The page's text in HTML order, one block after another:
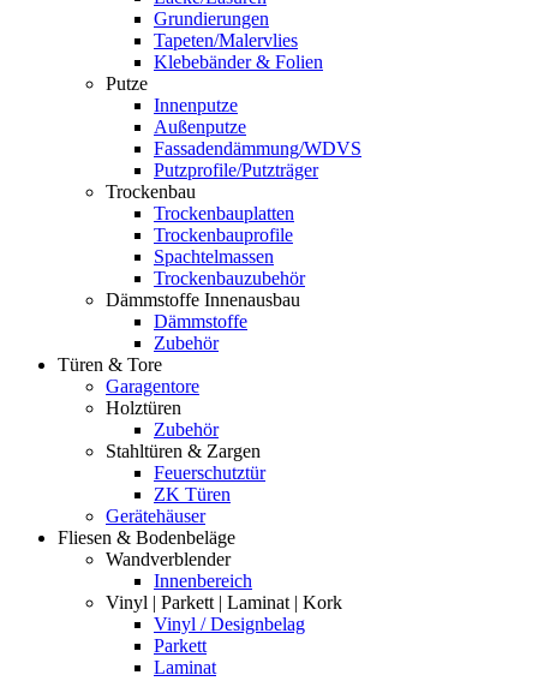
Grundierungen
Tapeten/Malervlies
Klebebänder & Folien
Putze
Innenputze
Außenputze
Fassadendämmung/WDVS
Putzprofile/Putzträger
Trockenbau
Trockenbauplatten
Trockenbauprofile
Spachtelmassen
Trockenbauzubehör
Dämmstoffe Innenausbau
Dämmstoffe
Zubehör
Türen & Tore
Garagentore
Holztüren
Zubehör
Stahltüren & Zargen
Feuerschutztür
ZK Türen
Gerätehäuser
Fliesen & Bodenbeläge
Wandverblender
Innenbereich
Vinyl | Parkett | Laminat | Kork
Vinyl / Designbelag
Parkett
Laminat